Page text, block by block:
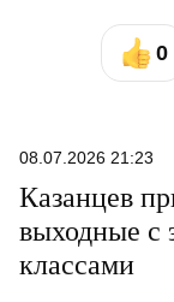
0
08.07.2026 21:23
Казанцев
выходные с
классами